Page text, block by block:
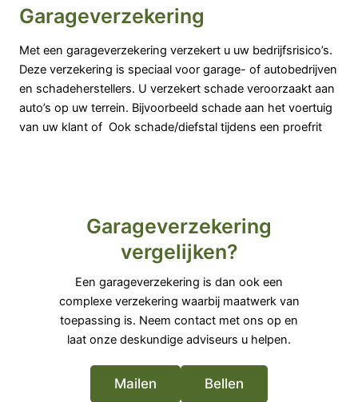
Garage­verzekering
Met een garageverzekering verzekert u uw bedrijfsrisico’s.
Deze verzekering is speciaal voor garage- of autobedrijven
en schadeherstellers. U verzekert schade veroorzaakt aan
auto’s op uw terrein. Bijvoorbeeld schade aan het voertuig
van uw klant of Ook schade/diefstal tijdens een proefrit
Garage­verzekering
vergelijken?
Een garageverzekering is dan ook een
complexe verzekering waarbij maatwerk van
toepassing is. Neem contact met ons op en
laat onze deskundige adviseurs u helpen.
Mailen Bellen